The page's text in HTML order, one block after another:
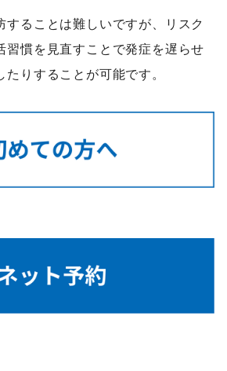
することは難しいですが、リスク
習慣を見直すことで発症を遅らせ
りすることが可能です。